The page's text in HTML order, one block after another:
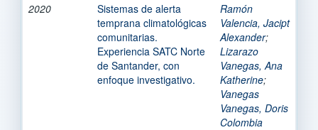
2020
Sistemas de alerta
temprana climatológicas
comunitarias.
Experiencia SATC Norte
de Santander, con
enfoque investigativo.
Ramón
Valencia, Jacipt
Alexander;
Lizarazo
Vanegas, Ana
Katherine;
Vanegas
Vanegas, Doris
Colombia